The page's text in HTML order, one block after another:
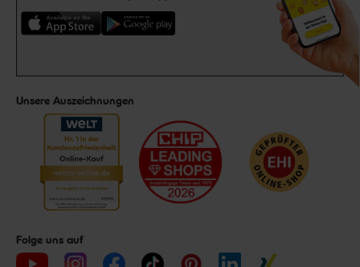
Unsere Auszeichnungen
Folge uns auf